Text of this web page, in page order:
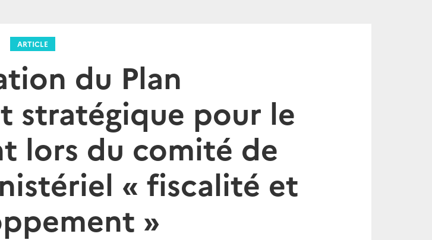
ARTICLE
du Plan
stratégique pour le
lors du comité de
« fiscalité et
»